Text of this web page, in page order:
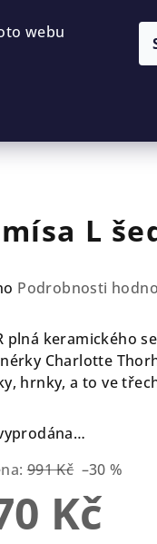
webu
L
Podrobnosti
plná keramického
Charlotte
hrnky, a to ve
991 Kč –30 %
Kč